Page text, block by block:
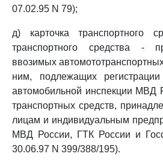
07.02.95 N 79);
д) карточка транспортного
транспортного средства -
ввозимых
ним, подлежащих
автомобильной инспекции МВД
транспортных средств,
лицам и индивидуальным
МВД России, ГТК России и
30.06.97 N 399/388/195).